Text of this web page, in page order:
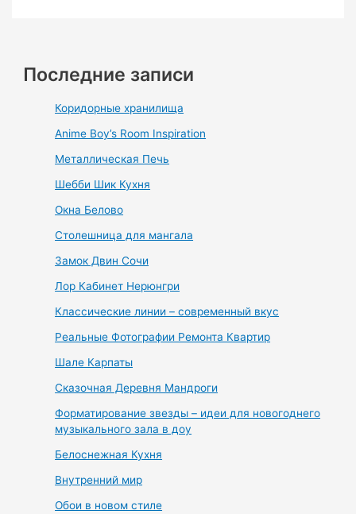
Последние записи
Коридорные хранилища
Anime Boy’s Room Inspiration
Металлическая Печь
Шебби Шик Кухня
Окна Белово
Столешница для мангала
Замок Двин Сочи
Лор Кабинет Нерюнгри
Классические линии – современный вкус
Реальные Фотографии Ремонта Квартир
Шале Карпаты
Сказочная Деревня Мандроги
Форматирование звезды – идеи для новогоднего
музыкального зала в доу
Белоснежная Кухня
Внутренний мир
Обои в новом стиле